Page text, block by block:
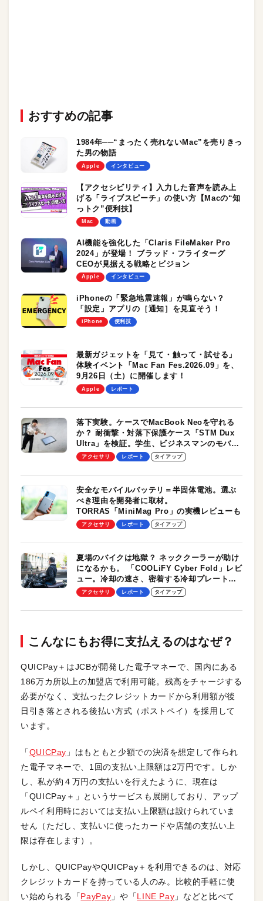
おすすめの記事
1984年──“まったく売れないMac”を売りきっ
た男の物語
Apple インタビュー
【アクセシビリティ】入力した音声を読み上
げる「ライブスピーチ」の使い方【Macの“知
っトク”便利技】
Mac 動画
AI機能を強化した「Claris FileMaker Pro
2024」が登場！ ブラッド・フライターグ
CEOが見据える戦略とビジョン
Apple インタビュー
iPhoneの「緊急地震速報」が鳴らない？
「設定」アプリの［通知］を見直そう！
iPhone 便利技
最新ガジェットを「見て・触って・試せる」
体験イベント「Mac Fan Fes.2026.09」を、
9月26日（土）に開催します！
Apple レポート
落下実験。ケースでMacBook Neoを守れる
か？ 耐衝撃・対落下保護ケース「STM Dux
Ultra」を検証。学生、ビジネスマンのモバイ
ルユースに最適！
アクセサリ レポート タイアップ
安全なモバイルバッテリ＝半固体電池。選ぶ
べき理由を開発者に取材。
TORRAS「MiniMag Pro」の実機レビューも
アクセサリ レポート タイアップ
夏場のバイクは地獄？ ネッククーラーが助け
になるかも。 「COOLiFY Cyber Fold」レビ
ュー。冷却の速さ、密着する冷却プレート、
シンプルな操作性がグッド！
アクセサリ レポート タイアップ
こんなにもお得に支払えるのはなぜ？
QUICPay＋はJCBが開発した電子マネーで、国内にある
186万カ所以上の加盟店で利用可能。残高をチャージする
必要がなく、支払ったクレジットカードから利用額が後
日引き落とされる後払い方式（ポストペイ）を採用して
います。
「QUICPay 」はもともと少額での決済を想定して作られ
た電子マネーで、1回の支払い上限額は2万円です。しか
し、私が約４万円の支払いを行えたように、現在は
「QUICPay＋」というサービスも展開しており、アップ
ルペイ利用時においては支払い上限額は設けられていま
せん（ただし、支払いに使ったカードや店舗の支払い上
限は存在します）。
しかし、QUICPayやQUICPay＋を利用できるのは、対応
クレジットカードを持っている人のみ。比較的手軽に使
い始められる「PayPay 」や「LINE Pay 」などと比べて